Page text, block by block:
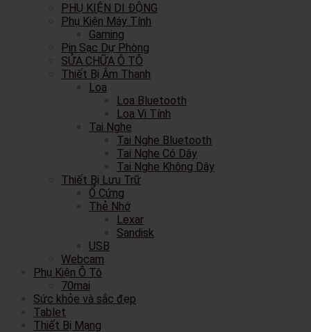
PHỤ KIỆN DI ĐỘNG
Phụ Kiện Máy Tính
Gaming
Pin Sạc Dự Phòng
SỬA CHỮA Ô TÔ
Thiết Bị Âm Thanh
Loa
Loa Bluetooth
Loa Vi Tính
Tai Nghe
Tai Nghe Bluetooth
Tai Nghe Có Dây
Tai Nghe Không Dây
Thiết Bị Lưu Trữ
Ổ Cứng
Thẻ Nhớ
Lexar
Sandisk
USB
Webcam
Phụ Kiện Ô Tô
70mai
Sức khỏe và sắc đẹp
Tablet
Thiết Bị Mạng